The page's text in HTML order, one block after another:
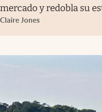
mercado y redobla su
Claire Jones